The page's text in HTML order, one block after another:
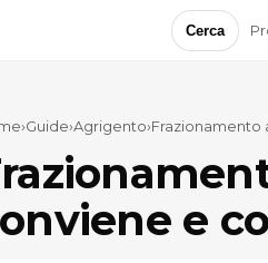
Cerca
›Guide›Agrigento›Frazionamento
e